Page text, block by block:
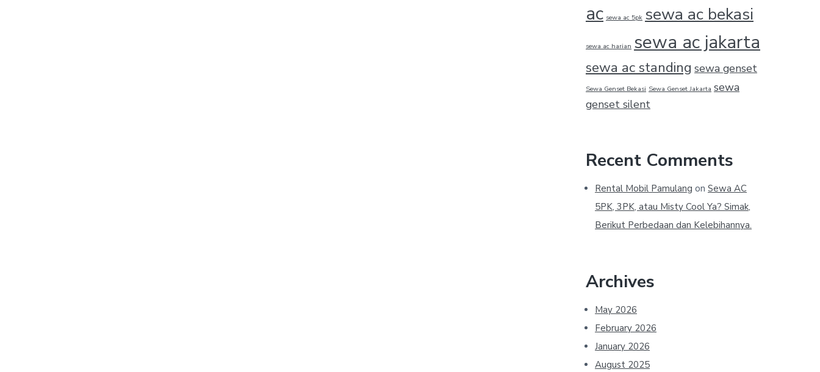
ac sewa ac 5pk sewa ac bekasi
sewa ac harian sewa ac jakarta
sewa ac standing sewa genset
Sewa Genset Bekasi Sewa Genset Jakarta sewa
genset silent
Recent Comments
Rental Mobil Pamulang on Sewa AC
5PK, 3PK, atau Misty Cool Ya? Simak,
Berikut Perbedaan dan Kelebihannya.
Archives
May 2026
February 2026
January 2026
August 2025